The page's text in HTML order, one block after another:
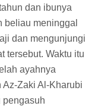
dan ibunya
beliau meninggal
dan mengunjungi
tersebut. Waktu itu
ayahnya
Zaki Al-Kharubi
pengasuh